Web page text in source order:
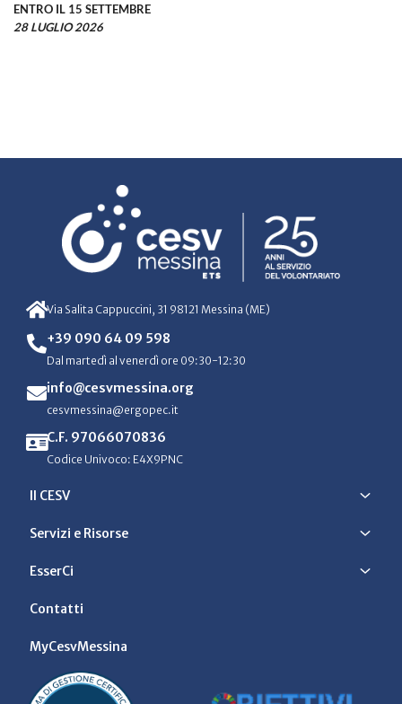
ENTRO IL 15 SETTEMBRE
28 LUGLIO 2026
Via Salita Cappuccini, 31 98121 Messina (ME)
+39 090 64 09 598
Dal martedì al venerdì ore 09:30-12:30
info@cesvmessina.org
cesvmessina@ergopec.it
C.F. 97066070836
Codice Univoco: E4X9PNC
Il CESV
Servizi e Risorse
EsserCi
Contatti
MyCesvMessina